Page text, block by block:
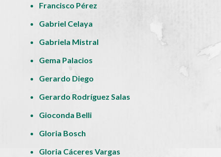
Francisco Pérez
Gabriel Celaya
Gabriela Mistral
Gema Palacios
Gerardo Diego
Gerardo Rodríguez Salas
Gioconda Belli
Gloria Bosch
Gloria Cáceres Vargas